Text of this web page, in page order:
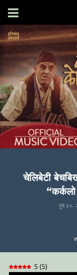
चेलिबेटी
पुष ३०,
5 (5)